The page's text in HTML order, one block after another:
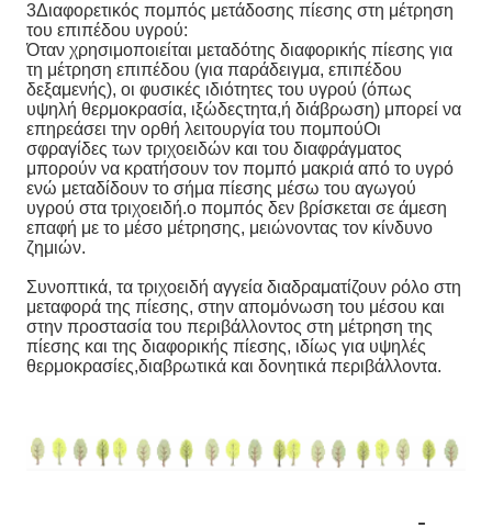
3Διαφορετικός πομπός μετάδοσης πίεσης στη μέτρηση
του επιπέδου υγρού:
Όταν χρησιμοποιείται μεταδότης διαφορικής πίεσης για
τη μέτρηση επιπέδου (για παράδειγμα, επιπέδου
δεξαμενής), οι φυσικές ιδιότητες του υγρού (όπως
υψηλή θερμοκρασία, ιξώδεςτητα,ή διάβρωση) μπορεί να
επηρεάσει την ορθή λειτουργία του πομπούΟι
σφραγίδες των τριχοειδών και του διαφράγματος
μπορούν να κρατήσουν τον πομπό μακριά από το υγρό
ενώ μεταδίδουν το σήμα πίεσης μέσω του αγωγού
υγρού στα τριχοειδή.ο πομπός δεν βρίσκεται σε άμεση
επαφή με το μέσο μέτρησης, μειώνοντας τον κίνδυνο
ζημιών.
Συνοπτικά, τα τριχοειδή αγγεία διαδραματίζουν ρόλο στη
μεταφορά της πίεσης, στην απομόνωση του μέσου και
στην προστασία του περιβάλλοντος στη μέτρηση της
πίεσης και της διαφορικής πίεσης, ιδίως για υψηλές
θερμοκρασίες,διαβρωτικά και δονητικά περιβάλλοντα.
-